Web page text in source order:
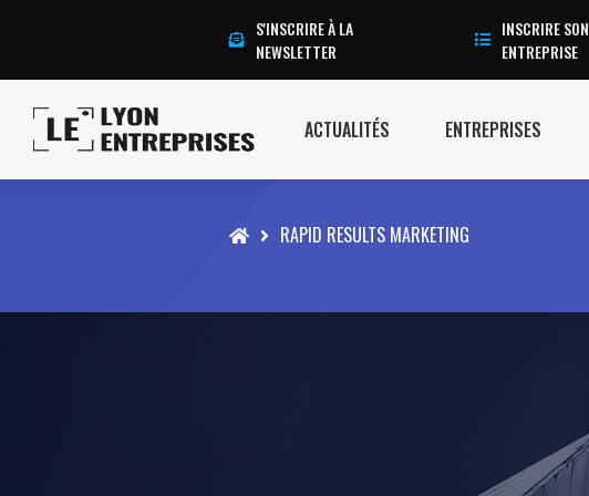
S'INSCRIRE À LA
NEWSLETTER
INSCRIRE SON
ENTREPRISE
ACTUALITÉS ENTREPRISES
Accueil RAPID RESULTS MARKETING